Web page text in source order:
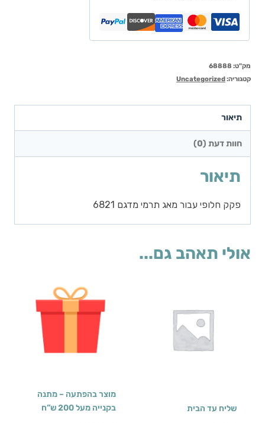
מק"ט: 68888
קטגוריה:Uncategorized
תיאור
חוות דעת (0)
תיאור
פקק חלופי עבור מאג תרמי מדגם 6821
אולי תאהב גם...
שליח עד הבית
מוצר בהפתעה – מתנה
בקנייה מעל 200 ש”ח